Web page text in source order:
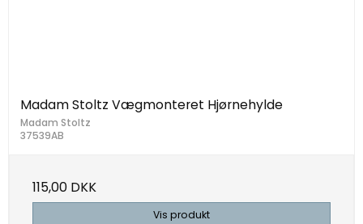
Madam Stoltz Vægmonteret Hjørnehylde
Madam Stoltz
37539AB
115,00 DKK
Vis produkt